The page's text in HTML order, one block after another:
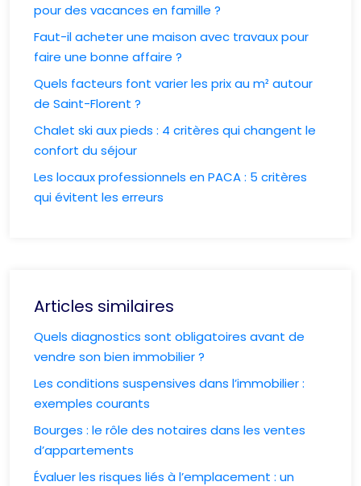
pour des vacances en famille ?
Faut-il acheter une maison avec travaux pour
faire une bonne affaire ?
Quels facteurs font varier les prix au m² autour
de Saint-Florent ?
Chalet ski aux pieds : 4 critères qui changent le
confort du séjour
Les locaux professionnels en PACA : 5 critères
qui évitent les erreurs
Articles similaires
Quels diagnostics sont obligatoires avant de
vendre son bien immobilier ?
Les conditions suspensives dans l’immobilier :
exemples courants
Bourges : le rôle des notaires dans les ventes
d’appartements
Évaluer les risques liés à l’emplacement : un